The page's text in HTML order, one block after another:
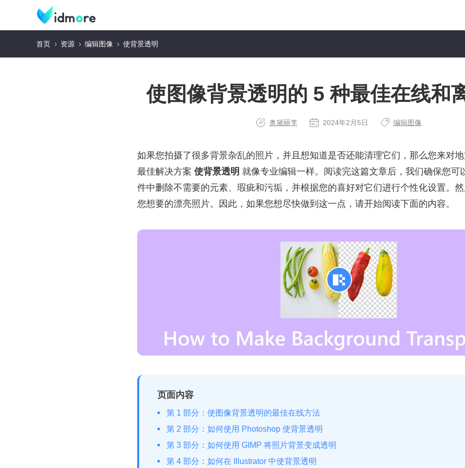
首页 资源 编辑图像 使背景透明
使图像背景透明的 5 种最佳在线和
奥黛丽李 2024年2月5日 编辑图像
如果您拍摄了很多背景杂乱的照片，并且想知道是否还能清理它们，那么您来对
最佳解决方案 使背景透明 就像专业编辑一样。阅读完这篇文章后，我们确保您可
件中删除不需要的元素、瑕疵和污垢，并根据您的喜好对它们进行个性化设置。
您想要的漂亮照片。因此，如果您想尽快做到这一点，请开始阅读下面的内容。
页面内容
第 1 部分：使图像背景透明的最佳在线方法
第 2 部分：如何使用 Photoshop 使背景透明
第 3 部分：如何使用 GIMP 将照片背景变成透明
第 4 部分：如何在 Illustrator 中使背景透明